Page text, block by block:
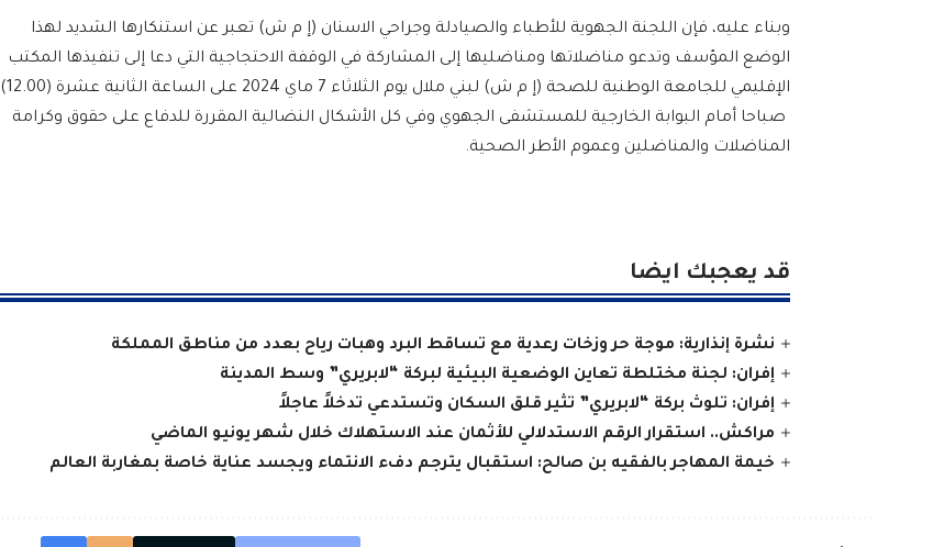
وبناء عليه، فإن اللجنة الجهوية للأطباء والصيادلة وجراحي الاسنان (إ م ش) تعبر عن استنكارها الشديد لهذا
الوضع المؤسف وتدعو مناضلاتها ومناضليها إلى المشاركة في الوقفة الاحتجاجية التي دعا إلى تنفيذها المكتب
الإقليمي للجامعة الوطنية للصحة (إ م ش) لبني ملال يوم الثلاثاء 7 ماي 2024 على الساعة الثانية عشرة (12.00)
صباحا أمام البوابة الخارجية للمستشفى الجهوي وفي كل الأشكال النضالية المقررة للدفاع على حقوق وكرامة
المناضلات والمناضلين وعموم الأطر الصحية.
قد يعجبك ايضا
نشرة إنذارية: موجة حر وزخات رعدية مع تساقط البرد وهبات رياح بعدد من مناطق المملكة
إفران: لجنة مختلطة تعاين الوضعية البيئية لبركة “لابريري” وسط المدينة
إفران: تلوث بركة “لابريري” تثير قلق السكان وتستدعي تدخلاً عاجلاً
مراكش.. استقرار الرقم الاستدلالي للأثمان عند الاستهلاك خلال شهر يونيو الماضي
خيمة المهاجر بالفقيه بن صالح: استقبال يترجم دفء الانتماء ويجسد عناية خاصة بمغاربة العالم